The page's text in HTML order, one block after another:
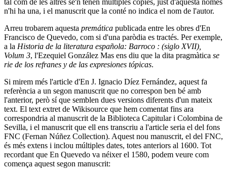
tal com de les altres se'n tenen múltiples còpies, just d'aquesta només
n'hi ha una, i el manuscrit que la conté no indica el nom de l'autor.
Arreu trobarem aquesta premática publicada entre les obres d'En
Francisco de Quevedo, com si d'una paròdia es tractés. Per exemple,
a la Historia de la literatura española: Barroco : (siglo XVII),
Volum 3, l'Ezequiel González Mas ens diu que la dita pragmàtica se
rie de los refranes y de las expresiones tópicas.
Si mirem més l'article d'En J. Ignacio Díez Fernández, aquest fa
referència a un segon manuscrit que no correspon ben bé amb
l'anterior, però sí que semblen dues versions diferents d'un mateix
text. El text extret de Wikisource que hem comentat fins ara
correspondria al manuscrit de la Biblioteca Capitular i Colombina de
Sevilla, i el manuscrit que ell ens transcriu a l'article seria el del fons
FNC (Fernan Núñez Collection). Aquest nou manuscrit, el del FNC,
és més extens i inclou múltiples dates, totes anteriors al 1600. Tot
recordant que En Quevedo va néixer el 1580, podem veure com
comença aquest segon manuscrit: